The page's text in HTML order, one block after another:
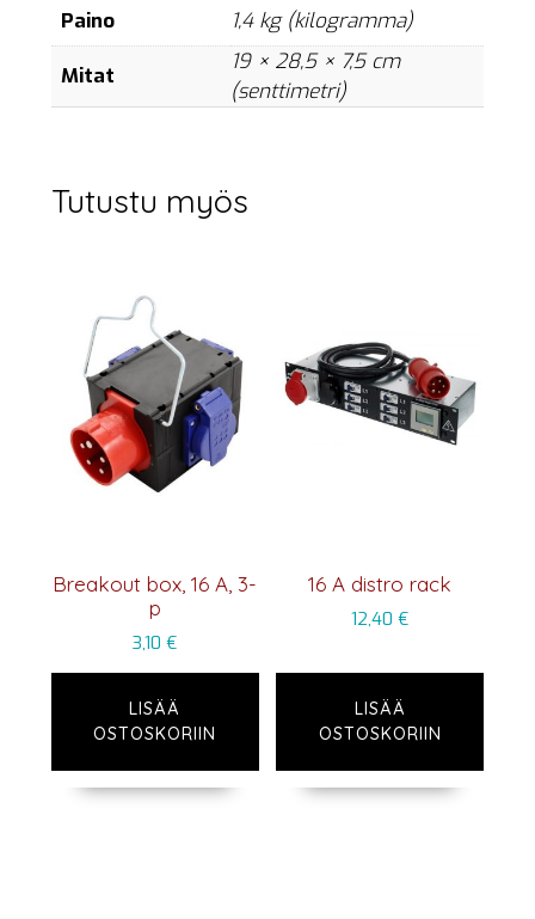
Paino
1,4 kg (kilogramma)
Mitat
19 × 28,5 × 7,5 cm
(senttimetri)
Tutustu myös
Breakout box, 16 A, 3-
p
3,10€
LISÄÄ
OSTOSKORIIN
16 A distro rack
12,40€
LISÄÄ
OSTOSKORIIN